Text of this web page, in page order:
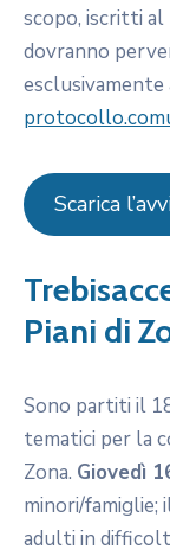
scopo, iscritti al
dovranno
esclusivamente
Scarica
Piani di
Sono partiti il
tematici per la
Zona. Giovedì
minori/famiglie;
adulti in